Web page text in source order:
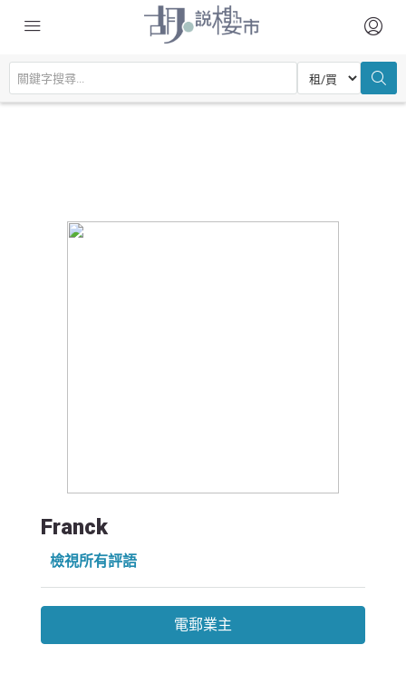
Franck
檢視所有評語
電郵業主